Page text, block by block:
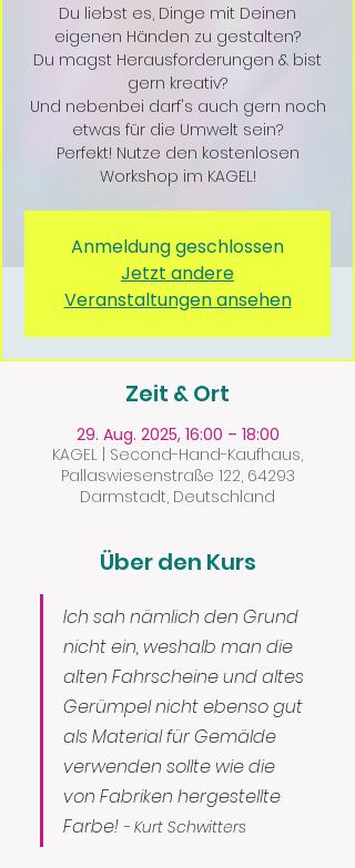
Du liebst es, Dinge mit Deinen
eigenen Händen zu gestalten?
Du magst Herausforderungen & bist
gern kreativ?
Und nebenbei darf's auch gern noch
etwas für die Umwelt sein?
Perfekt! Nutze den kostenlosen
Workshop im KAGEL!
Anmeldung geschlossen
Jetzt andere
Veranstaltungen ansehen
Zeit & Ort
29. Aug. 2025, 16:00 – 18:00
KAGEL | Second-Hand-Kaufhaus,
Pallaswiesenstraße 122, 64293
Darmstadt, Deutschland
Über den Kurs
Ich sah nämlich den Grund
nicht ein, weshalb man die
alten Fahrscheine und altes
Gerümpel nicht ebenso gut
als Material für Gemälde
verwenden sollte wie die
von Fabriken hergestellte
Farbe! - Kurt Schwitters